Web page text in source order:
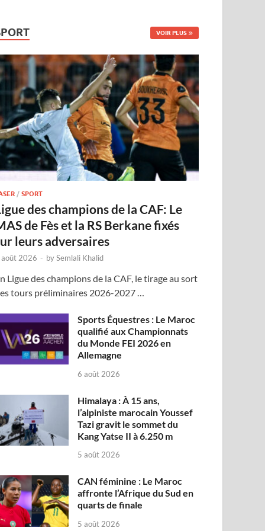
VOIR PLUS
/SPORT
des champions de la CAF: Le
de Fès et la RS Berkane fixés
leurs adversaires
2026 - bySemlali Khalid
Ligue des champions de la CAF, le tirage au sort
tours préliminaires 2026-2027 …
Sports Équestres : Le Maroc
qualifié aux Championnats
du Monde FEI 2026 en
Allemagne
6 août 2026
Himalaya : À 15 ans,
l’alpiniste marocain Youssef
Tazi gravit le sommet du
Kang Yatse II à 6.250 m
5 août 2026
CAN féminine : Le Maroc
affronte l’Afrique du Sud en
quarts de finale
5 août 2026